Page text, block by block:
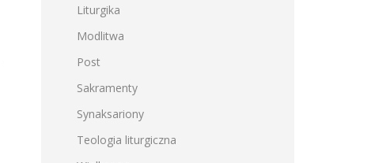
Liturgika
Modlitwa
Post
Sakramenty
Synaksariony
Teologia liturgiczna